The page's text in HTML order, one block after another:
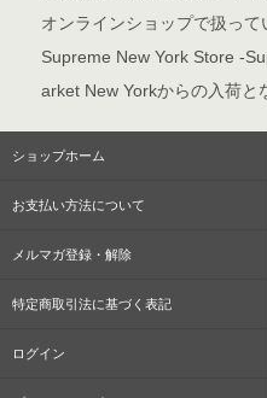
オンラインショップで扱って
Supreme New York Store -
arket New Yorkからの入荷と
ショップホーム
お支払い方法について
メルマガ登録・解除
特定商取引法に基づく表記
ログイン